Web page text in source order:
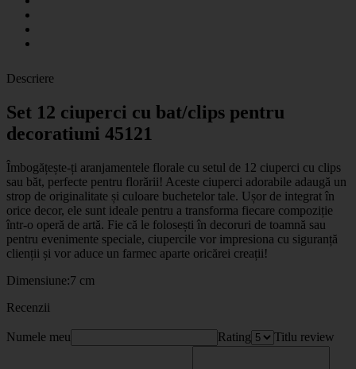
Descriere
Set 12 ciuperci cu bat/clips pentru
decoratiuni 45121
Îmbogățește-ți aranjamentele florale cu setul de 12 ciuperci cu clips
sau băt, perfecte pentru florării! Aceste ciuperci adorabile adaugă un
strop de originalitate și culoare buchetelor tale. Ușor de integrat în
orice decor, ele sunt ideale pentru a transforma fiecare compoziție
într-o operă de artă. Fie că le folosești în decoruri de toamnă sau
pentru evenimente speciale, ciupercile vor impresiona cu siguranță
clienții și vor aduce un farmec aparte oricărei creații!
Dimensiune:7 cm
Recenzii
Numele meu Rating Titlu review